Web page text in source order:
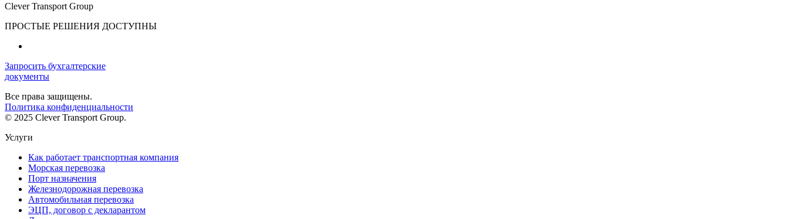
Clever Transport Group
ПРОСТЫЕ РЕШЕНИЯ ДОСТУПНЫ
Запросить бухгалтерские
документы
Все права защищены.
Политика конфиденциальности
© 2025 Clever Transport Group.
Услуги
Как работает транспортная компания
Морская перевозка
Порт назначения
Железнодорожная перевозка
Автомобильная перевозка
ЭЦП, договор с декларантом